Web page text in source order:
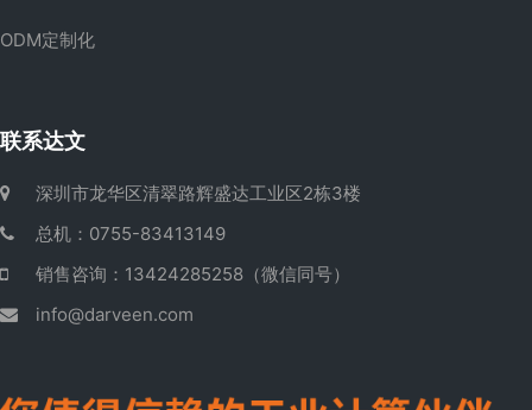
ODM定制化
联系达文
深圳市龙华区清翠路辉盛达工业区2栋3楼
总机：0755-83413149
销售咨询：13424285258（微信同号）
info@darveen.com